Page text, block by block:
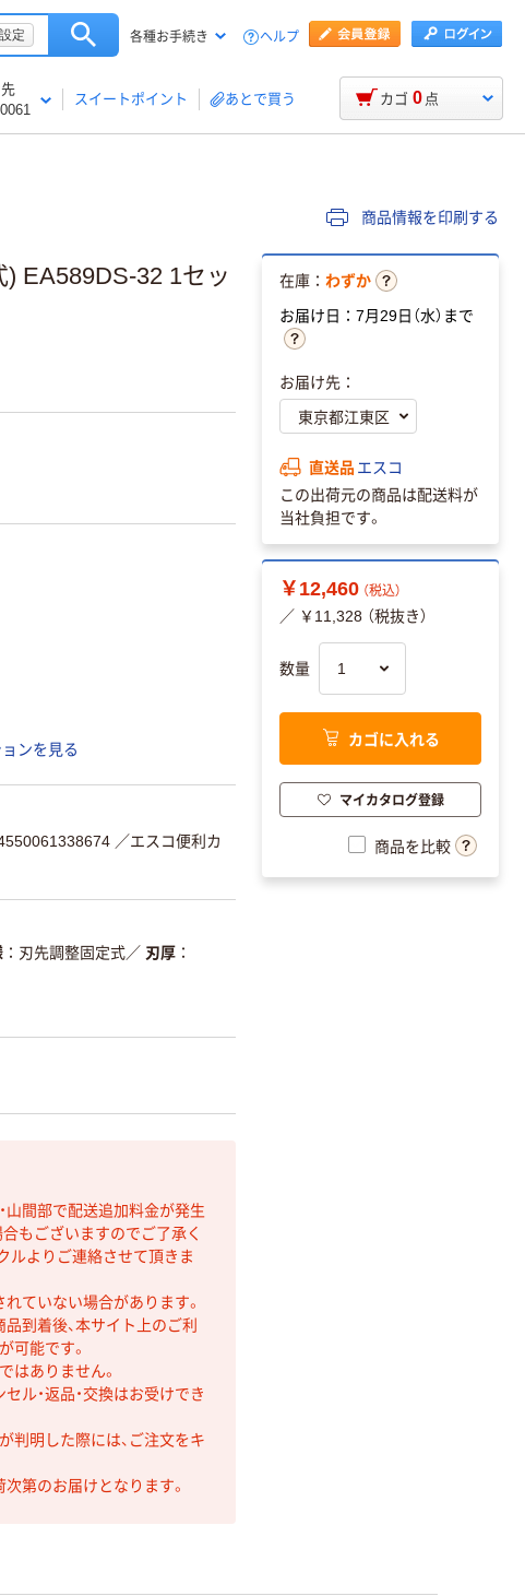
定 各種お手続き ヘルプ
スイートポイント あとで買う カゴ 0 点
商品情報を印刷する
EA589DS-32 1セッ
ンを見る
／エスコ便利カ
刃先調整固定式／ 刃厚
山間部で配送追加料金が発生
もございますのでご了承く
ルよりご連絡させて頂きま
ていない場合があります。
到着後、本サイト上のご利
可能です。
はありません。
ル・返品・交換はお受けでき
判明した際には、ご注文をキ
第のお届けとなります。
在庫： わずか
お届け日：7月29日（水）まで
お届け先：
直送品 エスコ
この出荷元の商品は配送料が
当社負担です。
￥12,460 （税込）
／ ￥11,328 （税抜き）
数量
カゴに入れる
マイカタログ登録
商品を比較